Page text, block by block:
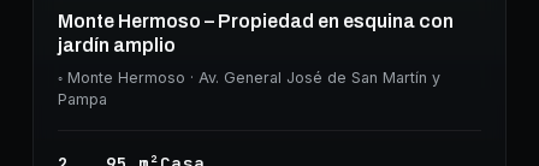
Monte Hermoso – Propiedad en esquina con
jardín amplio
◦ Monte Hermoso · Av. General José de San Martín y
Pampa